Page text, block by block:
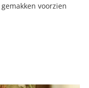
voorzien